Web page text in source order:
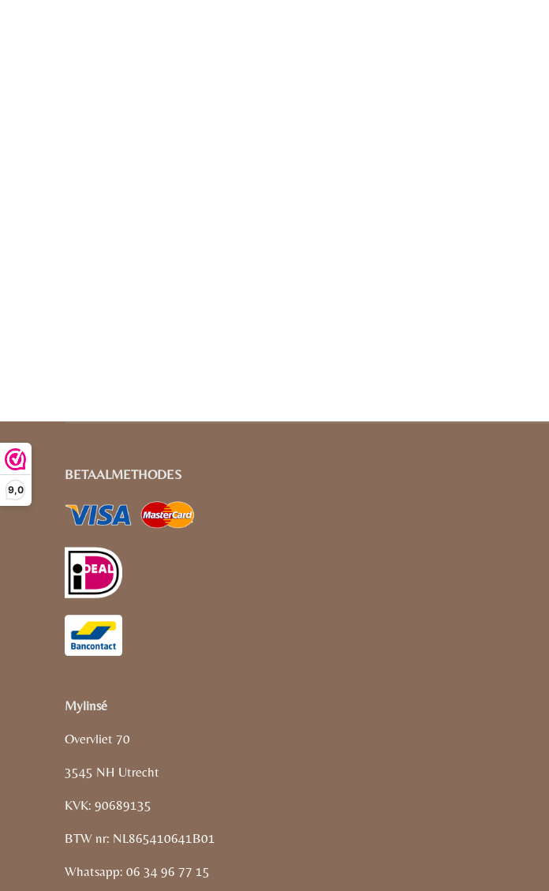
9,0
BETAALMETHODES
Mylinsé
Overvliet 70
3545 NH Utrecht
KVK: 90689135
BTW nr: NL865410641B01
Whatsapp: 06 34 96 77 15